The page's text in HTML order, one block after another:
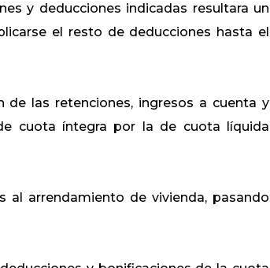
y deducciones indicadas resultara un
el resto de deducciones hasta el
las retenciones, ingresos a cuenta y
cuota íntegra por la de cuota líquida
al arrendamiento de vivienda, pasando